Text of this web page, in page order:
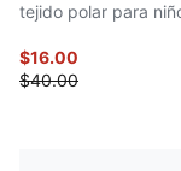
tejido polar para
$16.00
$40.00